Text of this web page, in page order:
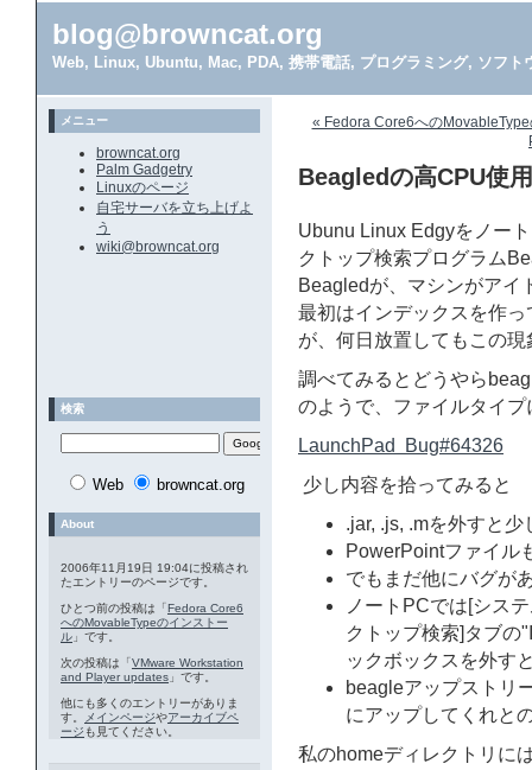
blog@browncat.org
Web, Linux, Ubuntu, Mac, PDA, 携帯電話, プログラミング, ソフト
« Fedora Core6への
Beagledの高CPU使
Ubunu Linux Edgyをノー
クトップ検索プログラム
Beagledが、マシンがアイ
最初はインデックスを作
が、何日放置してもこの
調べてみるとどうやら
のようで、ファイルタイ
LaunchPad Bug#64326
少し内容を拾ってみると
.jar, .js, .mを外すと
PowerPointファイル
でもまだ他にバグが
ノートPCでは[シス
クトップ検索]タブの
ックボックスを外す
beagleアップストリ
にアップしてくれと
私のhomeディレクトリに
メニュー
browncat.org
Palm Gadgetry
Linuxのページ
自宅サーバを立ち上げよ
う
wiki@browncat.org
検索
Web browncat.org
About
2006年11月19日 19:04に投稿され
たエントリーのページです。
ひとつ前の投稿は「Fedora Core6
へのMovableTypeのインストー
ル 」です。
次の投稿は「VMware Workstation
and Player updates 」です。
他にも多くのエントリーがありま
す。
メインページやアーカイブペ
ージ も見てください。